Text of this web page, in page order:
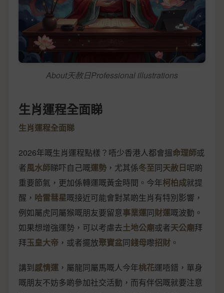
About天赦日Professional illustrations
生肖運程全面睇
生肖運程全面睇
2026年嘅生肖運程點樣？唔少香港人都會搵命理師或
者風水師睇吓自己嘅運勢 ，尤其係冬至同天赦日呢啲
重要節氣，更加係轉運嘅黃金時間。今年柯柏成就提
醒， 哈雷彗星嘅接近可能會對某啲生肖有特別影響，
例如屬虎同屬猴嘅朋友要留意事業運同財運嘅波動。
如果想增強運勢，可以考慮去土地公廟或者天公廟拜
拜玉皇大帝 ，或者擺放聚寶盆同錢母嚟招財 。
講到感情運 ，屬龍同屬馬嘅人今年桃花運唔錯，單身
嘅朋友不妨多啲參加社交活動，而有伴侶嘅就要注意